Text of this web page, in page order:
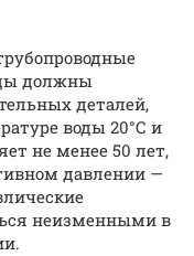
должны
деталей,
воды 20°С и
не менее 50 лет,
давлении —
неизменными в